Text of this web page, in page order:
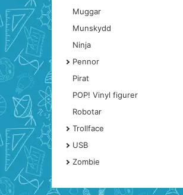
Muggar
Munskydd
Ninja
Pennor
Pirat
POP! Vinyl figurer
Robotar
Trollface
USB
Zombie